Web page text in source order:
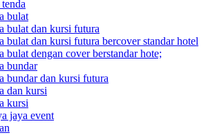
bulat
bulat dan kursi futura
bulat dan kursi futura bercover standar hotel
bulat dengan cover berstandar hote;
bundar
bundar dan kursi futura
dan kursi
kursi
jaya event